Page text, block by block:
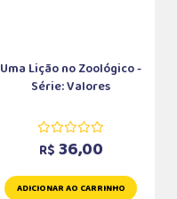
Uma Lição no Zoológico -
Série: Valores
R$ 36,00
ADICIONAR AO CARRINHO